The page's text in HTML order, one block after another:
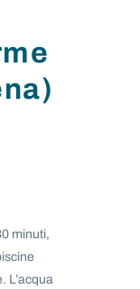
minuti,
L’acqua